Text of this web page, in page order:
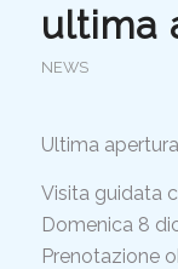
ultima
NEWS
Ultima
Visita guidata
Domenica 8
Prenotazione